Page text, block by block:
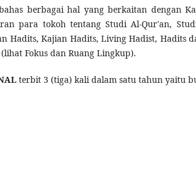
berbagai hal yang berkaitan dengan
para tokoh tentang Studi Al-Qur'an,
Hadits, Kajian Hadits, Living Hadist, Hadits
Fokus dan Ruang Lingkup).
terbit 3 (tiga) kali dalam satu tahun yaitu